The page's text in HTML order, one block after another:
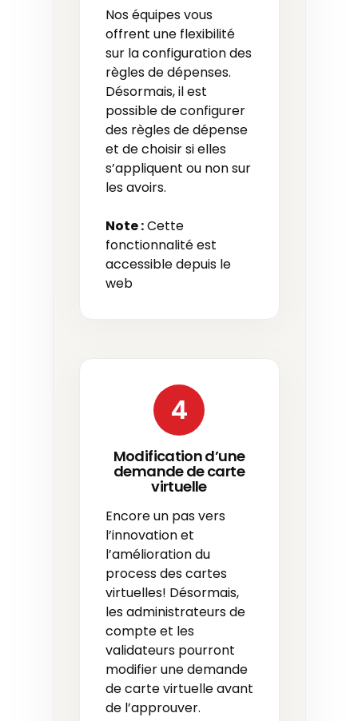
Nos équipes vous
offrent une flexibilité
sur la configuration des
règles de dépenses.
Désormais, il est
possible de configurer
des règles de dépense
et de choisir si elles
s’appliquent ou non sur
les avoirs.
Note :Cette
fonctionnalité est
accessible depuis le
web
4
Modification d’une
demande de carte
virtuelle
Encore un pas vers
l’innovation et
l’amélioration du
process des cartes
virtuelles! Désormais,
les administrateurs de
compte et les
validateurs pourront
modifier une demande
de carte virtuelle avant
de l’approuver.